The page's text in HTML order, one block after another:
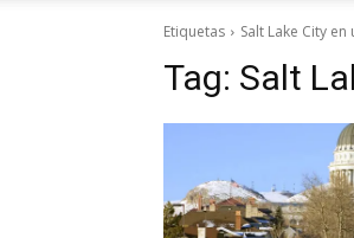
Etiquetas Salt Lake City en
Tag: Salt